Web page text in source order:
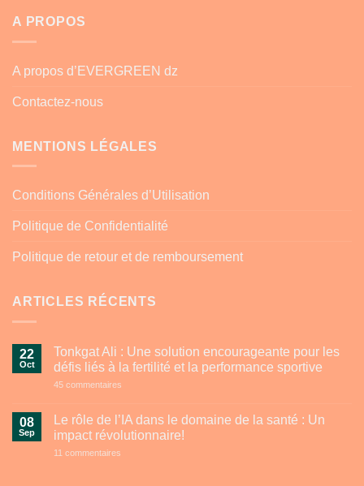
A PROPOS
A propos d’EVERGREEN dz
Contactez-nous
MENTIONS LÉGALES
Conditions Générales d’Utilisation
Politique de Confidentialité
Politique de retour et de remboursement
ARTICLES RÉCENTS
22
Oct
Tonkgat Ali : Une solution encourageante pour les
défis liés à la fertilité et la performance sportive
45 commentaires
:
Une
solution
08
Sep
Le rôle de l’IA dans le domaine de la santé : Un
impact révolutionnaire!
11 commentaires